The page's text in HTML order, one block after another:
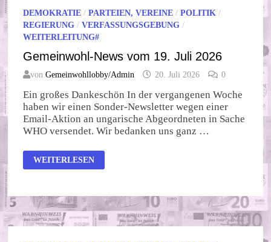
DEMOKRATIE /PARTEIEN, VEREINE /POLITIK /
REGIERUNG /VERFASSUNGSGEBUNG /
WEITERLEITUNG#
Gemeinwohl-News vom 19. Juli 2026
vonGemeinwohllobby/Admin 20. Juli 2026 0
Ein großes Dankeschön In der vergangenen Woche
haben wir einen Sonder-Newsletter wegen einer
Email-Aktion an ungarische Abgeordneten in Sache
WHO versendet. Wir bedanken uns ganz …
GEMEINWOHL-
NEWS
2026
WEITERLESEN